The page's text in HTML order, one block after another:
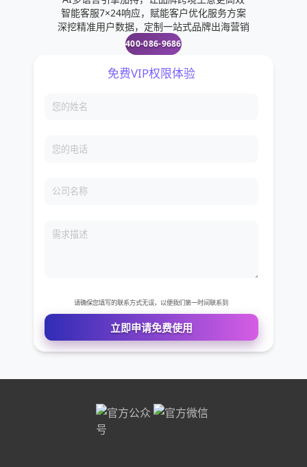
智能客服7×24响应，赋能客户优化服务方案
深挖精准用户数据，定制一站式品牌出海营销
400-086-9686
您的电话